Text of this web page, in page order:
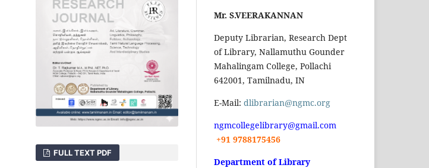
FULL TEXT PDF
Mr. S.VEERAKANNAN
Deputy Librarian, Research Dept
of Library, Nallamuthu Gounder
Mahalingam College, Pollachi
642001, Tamilnadu, IN
E-Mail: dlibrarian@ngmc.org
ngmcollegelibrary@gmail.com
+91 9788175456
Department of Library